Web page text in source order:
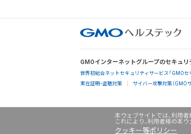
本ウェブサイトでは、利用
これにより、利用者様の本
クッキー等ポリシー
GMOインターネットグループのセキュリ
世界初総合ネットセキュリティサービス「GMOセ
実在証明・盗聴対策 サイバー攻撃対策（GMO